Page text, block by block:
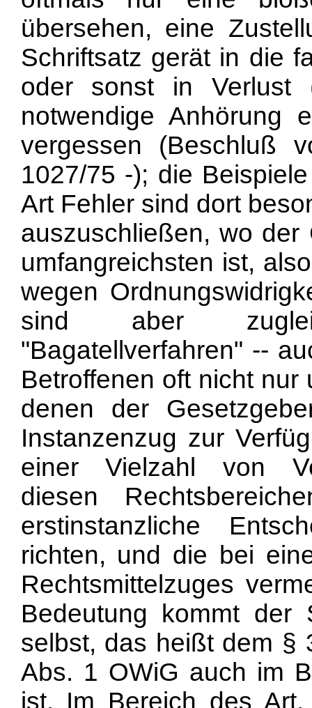
übersehen, eine
Schriftsatz gerät in die
oder sonst in Verlust
notwendige Anhörung
vergessen (Beschluß
1027/75 -); die
Art Fehler sind dort
auszuschließen, wo der
umfangreichsten ist,
wegen
sind aber
"Bagatellverfahren" --
Betroffenen oft nicht
denen der
Instanzenzug zur
einer Vielzahl von
diesen
erstinstanzliche
richten, und die bei
Rechtsmittelzuges
Bedeutung kommt der
selbst, das heißt dem §
Abs. 1 OWiG auch im
ist. Im Bereich des